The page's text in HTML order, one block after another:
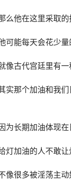
他在这里采取的
能每天会花少量
古代宫廷里有一种
那个加油和我们
长期加油体现在
加油的人不敢让
很多被淫荡主动